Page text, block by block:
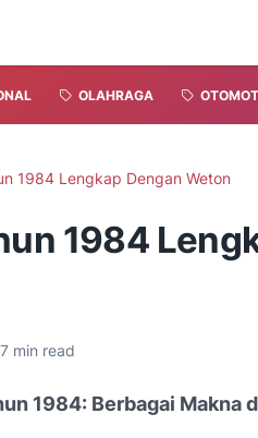
OLAHRAGA
1984 Lengkap Dengan Weton
1984
7 min read
1984: Berbagai Makna